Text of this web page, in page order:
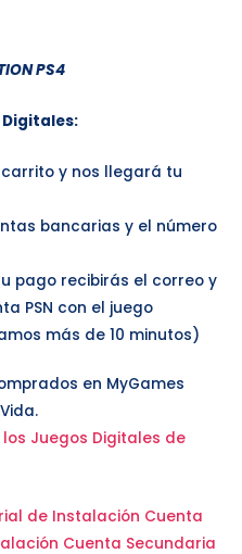
PS4
y nos llegará tu
bancarias y el número
pago recibirás el correo y
PSN con el juego
más de 10 minutos)
en MyGames
los Juegos Digitales de
de Instalación Cuenta
Cuenta Secundaria